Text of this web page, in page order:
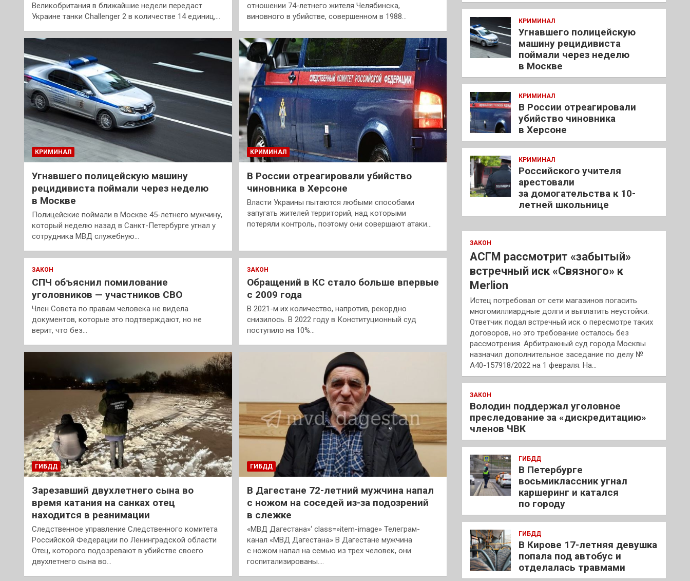
Великобритания в ближайшие недели передаст
Украине танки Challenger 2 в количестве 14 единиц,…
отношении 74-летнего жителя Челябинска,
виновного в убийстве, совершенном в 1988…
КРИМИНАЛ
Угнавшего полицейскую машину
рецидивиста поймали через неделю
в Москве
Полицейские поймали в Москве 45-летнего мужчину,
который неделю назад в Санкт-Петербурге угнал у
сотрудника МВД служебную…
КРИМИНАЛ
В России отреагировали убийство
чиновника в Херсоне
Власти Украины пытаются любыми способами
запугать жителей территорий, над которыми
потеряли контроль, поэтому они совершают атаки…
ЗАКОН
СПЧ объяснил помилование
уголовников — участников СВО
Член Совета по правам человека не видела
документов, которые это подтверждают, но не
верит, что без…
ЗАКОН
Обращений в КС стало больше впервые
с 2009 года
В 2021-м их количество, напротив, рекордно
снизилось. В 2022 году в Конституционный суд
поступило на 10%…
ГИБДД
Зарезавший двухлетнего сына во
время катания на санках отец
находится в реанимации
Следственное управление Следственного комитета
Российской Федерации по Ленинградской области
Отец, которого подозревают в убийстве своего
двухлетнего сына во…
ГИБДД
В Дагестане 72-летний мужчина напал
с ножом на соседей из-за подозрений
в слежке
«МВД Дагестана»‘ class=»item-image» Телеграм-
канал «МВД Дагестана» В Дагестане мужчина
с ножом напал на семью из трех человек, они
госпитализированы.…
КРИМИНАЛ
Угнавшего полицейскую
машину рецидивиста
поймали через неделю
в Москве
КРИМИНАЛ
В России отреагировали
убийство чиновника
в Херсоне
КРИМИНАЛ
Российского учителя
арестовали
за домогательства к 10-
летней школьнице
ЗАКОН
АСГМ рассмотрит «забытый»
встречный иск «Связного» к
Merlion
Истец потребовал от сети магазинов погасить
многомиллиардные долги и выплатить неустойки.
Ответчик подал встречный иск о пересмотре таких
договоров, но это требование осталось без
рассмотрения. Арбитражный суд города Москвы
назначил дополнительное заседание по делу №
А40-157918/2022 на 1 февраля. На…
ЗАКОН
Володин поддержал уголовное
преследование за «дискредитацию»
членов ЧВК
ГИБДД
В Петербурге
восьмиклассник угнал
каршеринг и катался
по городу
ГИБДД
В Кирове 17-летняя девушка
попала под автобус и
отделалась травмами